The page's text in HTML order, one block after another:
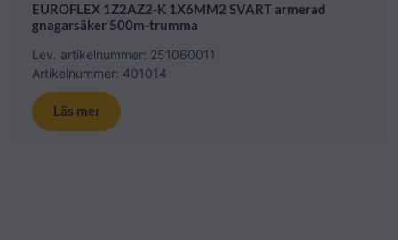
EUROFLEX 1Z2AZ2-K 1X6MM2 SVART armerad
gnagarsäker 500m-trumma
Lev. artikelnummer: 251060011
Artikelnummer: 401014
Läs mer